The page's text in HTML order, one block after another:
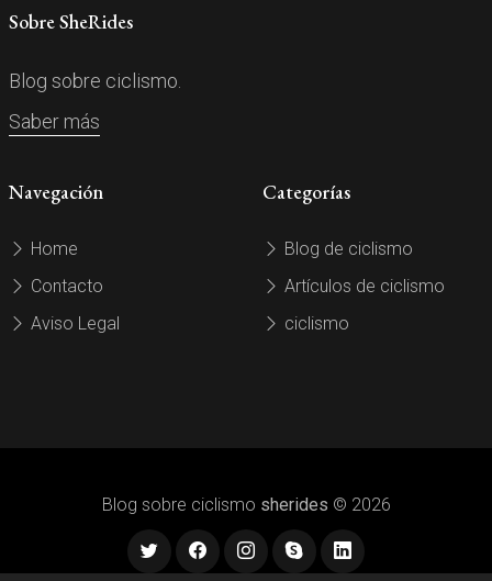
Sobre SheRides
Blog sobre ciclismo.
Saber más
Navegación
Home
Contacto
Aviso Legal
Categorías
Blog de ciclismo
Artículos de ciclismo
ciclismo
Blog sobre ciclismo sherides © 2026